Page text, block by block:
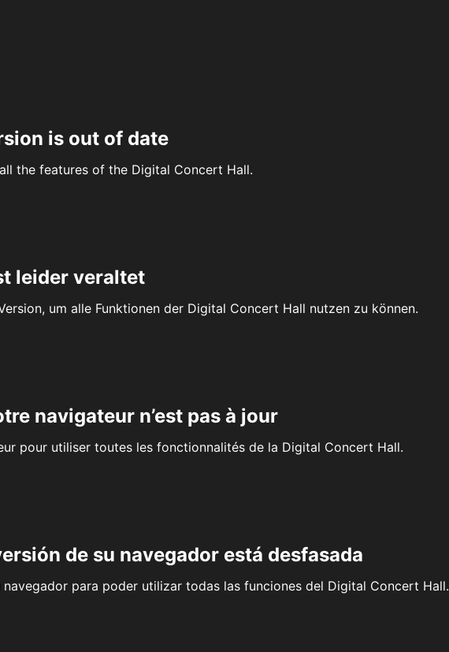
is out of date
the features of the Digital Concert Hall.
leider veraltet
um alle Funktionen der Digital Concert Hall nutzen zu können.
navigateur n’est pas à jour
pour utiliser toutes les fonctionnalités de la Digital Concert Hall.
de su navegador está desfasada
para poder utilizar todas las funciones del Digital Concert Hall.